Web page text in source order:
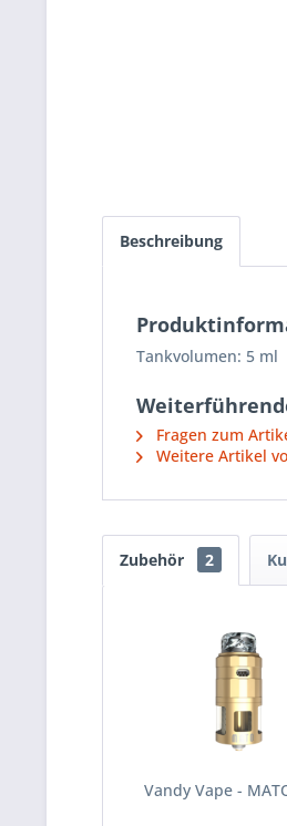
Beschreibung
Tankvolumen: 5 ml
Fragen zum
Weitere Artikel
Zubehör 2
Vandy Vape -